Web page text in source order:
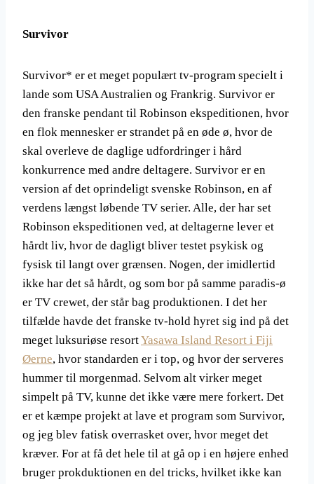
Survivor
Survivor* er et meget populært tv-program specielt i
lande som USA Australien og Frankrig. Survivor er
den franske pendant til Robinson ekspeditionen, hvor
en flok mennesker er strandet på en øde ø, hvor de
skal overleve de daglige udfordringer i hård
konkurrence med andre deltagere. Survivor er en
version af det oprindeligt svenske Robinson, en af
verdens længst løbende TV serier. Alle, der har set
Robinson ekspeditionen ved, at deltagerne lever et
hårdt liv, hvor de dagligt bliver testet psykisk og
fysisk til langt over grænsen. Nogen, der imidlertid
ikke har det så hårdt, og som bor på samme paradis-ø
er TV crewet, der står bag produktionen. I det her
tilfælde havde det franske tv-hold hyret sig ind på det
meget luksuriøse resortYasawa Island Resort i Fiji
Øerne, hvor standarden er i top, og hvor der serveres
hummer til morgenmad. Selvom alt virker meget
simpelt på TV, kunne det ikke være mere forkert. Det
er et kæmpe projekt at lave et program som Survivor,
og jeg blev fatisk overrasket over, hvor meget det
kræver. For at få det hele til at gå op i en højere enhed
bruger prokduktionen en del tricks, hvilket ikke kan